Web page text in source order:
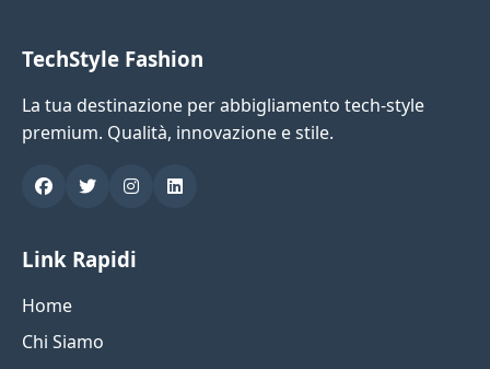
TechStyle Fashion
La tua destinazione per abbigliamento tech-style
premium. Qualità, innovazione e stile.
Link Rapidi
Home
Chi Siamo